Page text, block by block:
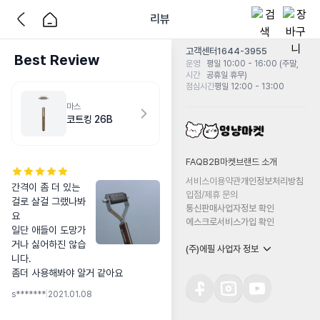
리뷰
Best Review
마스
코트킹 26B
간격이 좀 더 있는
걸로 살걸 그랬나봐
요
일단 애들이 도망가
거나 싫어하진 않습
니다.
좀더 사용해봐야 알거 같아요
s******* 2021.01.08
고객센터1644-3955
운영
시간
평일 10:00 - 16:00 (주말,
공휴일 휴무)
점심시간평일 12:00 - 13:00
FAQB2B마켓 브랜드 소개
서비스이용약관개인정보처리방침
입점/제휴 문의
통신판매사업자정보 확인
에스크로서비스가입 확인
(주)에필 사업자 정보